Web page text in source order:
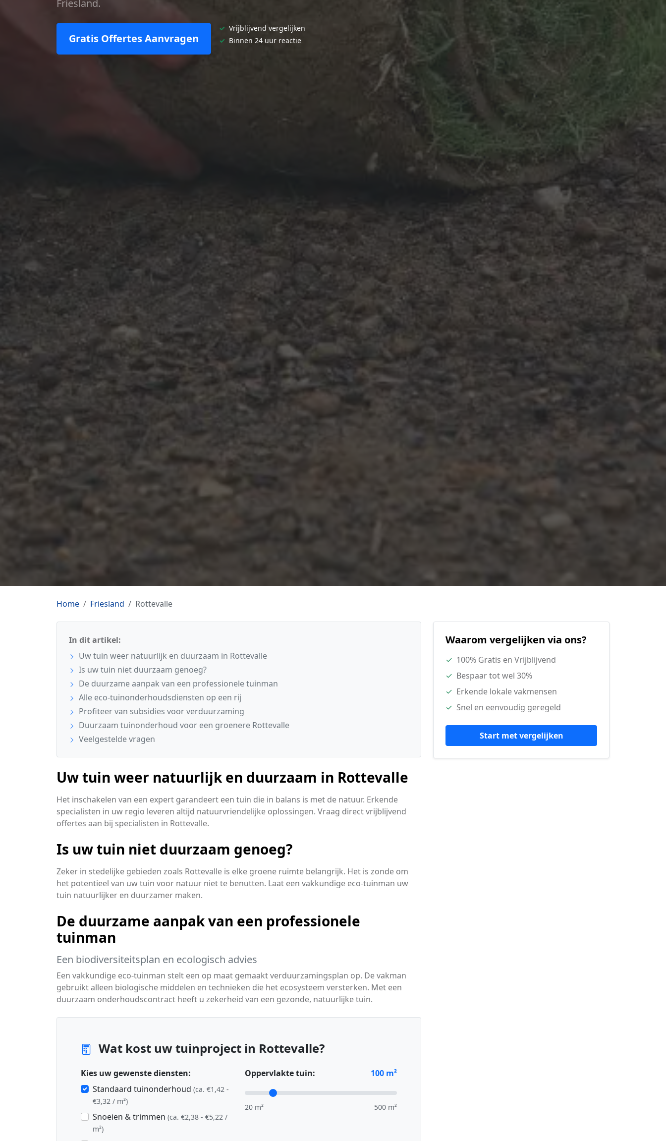
Friesland.
Gratis Offertes Aanvragen
✓ Vrijblijvend vergelijken
✓ Binnen 24 uur reactie
Home Friesland Rottevalle
In dit artikel:
Uw tuin weer natuurlijk en duurzaam in Rottevalle
Is uw tuin niet duurzaam genoeg?
De duurzame aanpak van een professionele tuinman
Alle eco-tuinonderhoudsdiensten op een rij
Profiteer van subsidies voor verduurzaming
Duurzaam tuinonderhoud voor een groenere Rottevalle
Veelgestelde vragen
Uw tuin weer natuurlijk en duurzaam in Rottevalle
Het inschakelen van een expert garandeert een tuin die in balans is met de natuur. Erkende
specialisten in uw regio leveren altijd natuurvriendelijke oplossingen. Vraag direct vrijblijvend
offertes aan bij specialisten in Rottevalle.
Is uw tuin niet duurzaam genoeg?
Zeker in stedelijke gebieden zoals Rottevalle is elke groene ruimte belangrijk. Het is zonde om
het potentieel van uw tuin voor natuur niet te benutten. Laat een vakkundige eco-tuinman uw
tuin natuurlijker en duurzamer maken.
De duurzame aanpak van een professionele
tuinman
Een biodiversiteitsplan en ecologisch advies
Een vakkundige eco-tuinman stelt een op maat gemaakt verduurzamingsplan op. De vakman
gebruikt alleen biologische middelen en technieken die het ecosysteem versterken. Met een
duurzaam onderhoudscontract heeft u zekerheid van een gezonde, natuurlijke tuin.
Wat kost uw tuinproject in Rottevalle?
Kies uw gewenste diensten:
Standaard tuinonderhoud (ca. €1,42 -
€3,32 / m²)
Snoeien & trimmen (ca. €2,38 - €5,22 /
m²)
Oppervlakte tuin: 100 m²
20 m² 500 m²
Waarom vergelijken via ons?
✓ 100% Gratis en Vrijblijvend
✓ Bespaar tot wel 30%
✓ Erkende lokale vakmensen
✓ Snel en eenvoudig geregeld
Start met vergelijken